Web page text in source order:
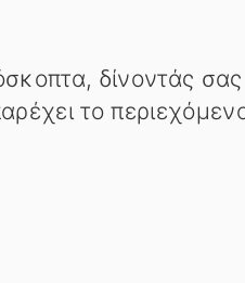
δίνοντάς σας
το